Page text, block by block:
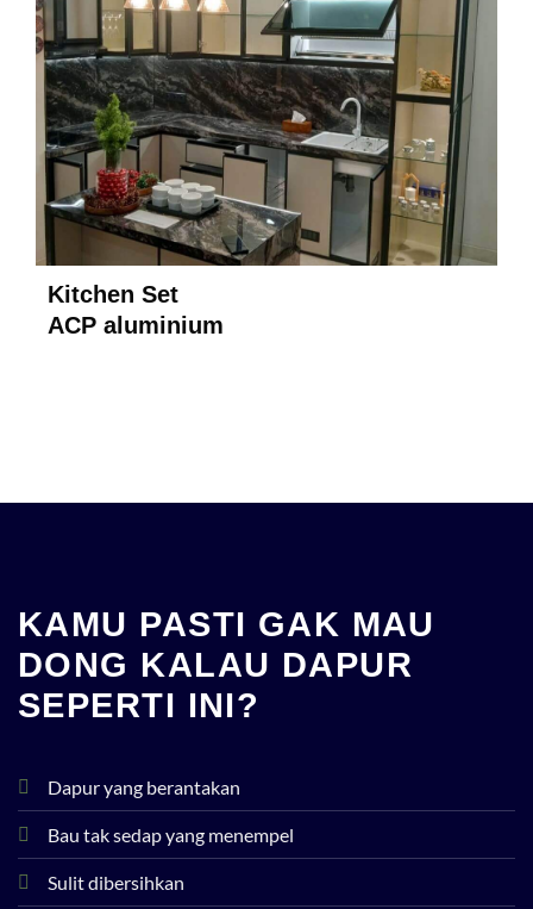
Kitchen Set
ACP aluminium
KAMU PASTI GAK MAU
DONG KALAU DAPUR
SEPERTI INI?
Dapur yang berantakan
Bau tak sedap yang menempel
Sulit dibersihkan